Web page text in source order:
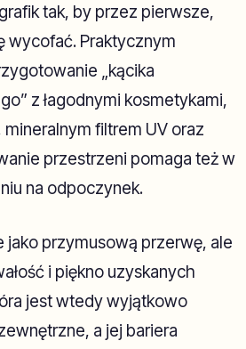
tak, by przez pierwsze,
wycofać. Praktycznym
„kącika
z łagodnymi kosmetykami,
filtrem UV oraz
przestrzeni pomaga też w
na odpoczynek.
jako przymusową przerwę, ale
i piękno uzyskanych
jest wtedy wyjątkowo
a jej bariera